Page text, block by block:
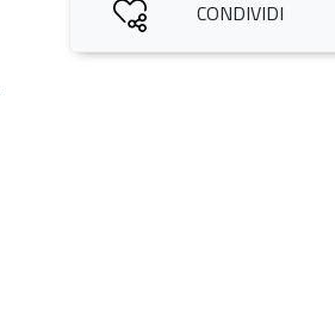
CONDIVIDI